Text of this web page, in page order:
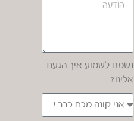
נשמח לשמוע איך הגעת
אלינו?